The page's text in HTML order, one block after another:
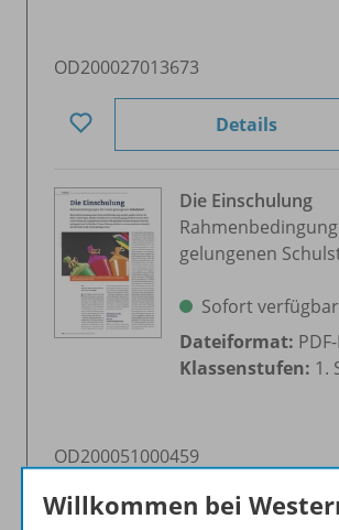
OD200027013673
Details
Die Einschulung
gelungenen
Sofort verfügbar
Dateiformat:
Klassenstufen: 1.
OD200051000459
Details
Willkommen bei